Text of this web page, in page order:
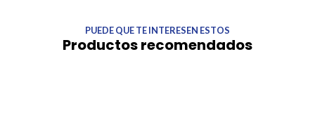
PUEDE QUE TE INTERESEN ESTOS
Productos recomendados